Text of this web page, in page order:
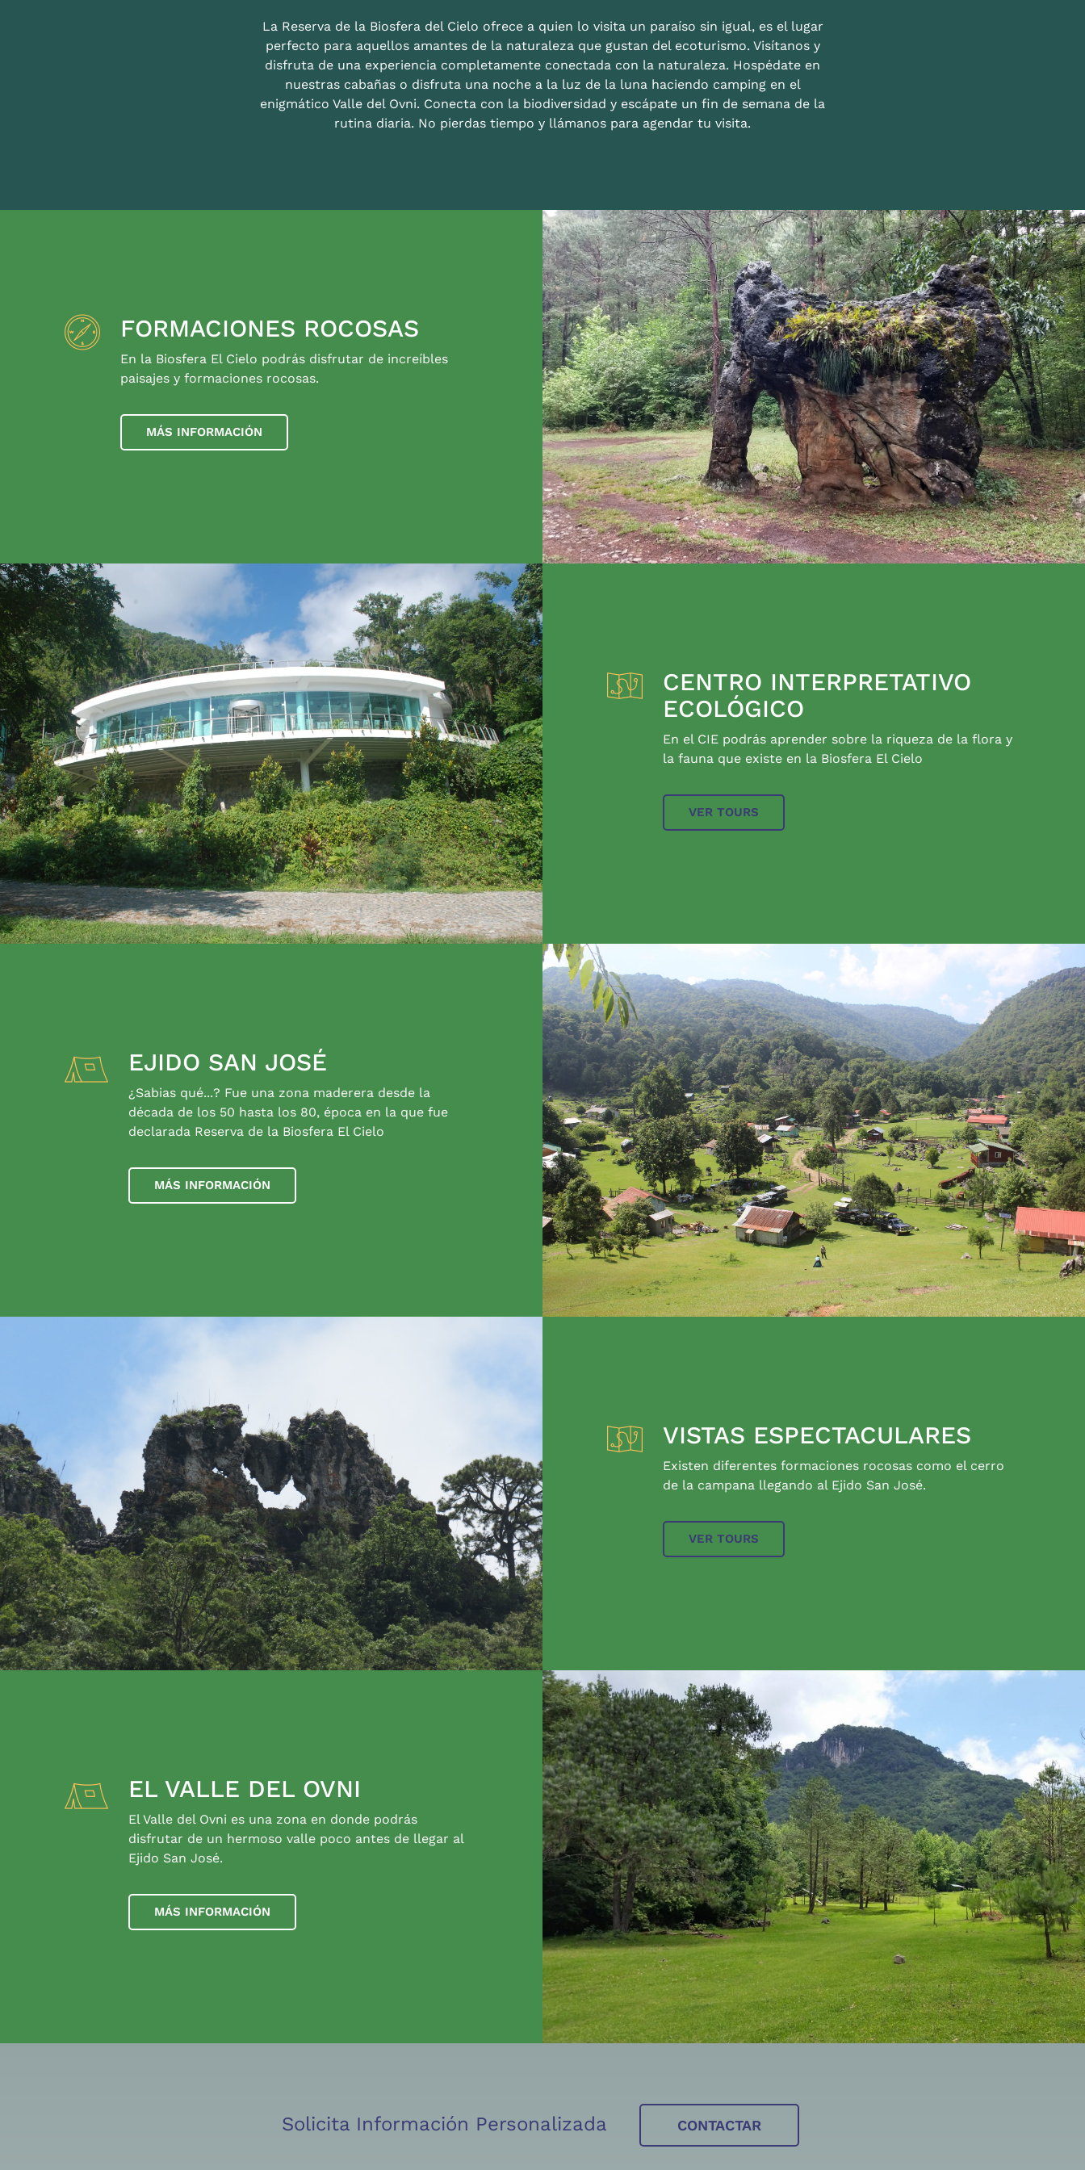
La Reserva de la Biosfera del Cielo ofrece a quien lo visita un paraíso sin igual, es el lugar
perfecto para aquellos amantes de la naturaleza que gustan del ecoturismo. Visítanos y
disfruta de una experiencia completamente conectada con la naturaleza. Hospédate en
nuestras cabañas o disfruta una noche a la luz de la luna haciendo camping en el
enigmático Valle del Ovni. Conecta con la biodiversidad y escápate un fin de semana de la
rutina diaria. No pierdas tiempo y llámanos para agendar tu visita.
FORMACIONES ROCOSAS
En la Biosfera El Cielo podrás disfrutar de increíbles
paisajes y formaciones rocosas.
MÁS INFORMACIÓN
CENTRO INTERPRETATIVO
ECOLÓGICO
En el CIE podrás aprender sobre la riqueza de la flora y
la fauna que existe en la Biosfera El Cielo
VER TOURS
EJIDO SAN JOSÉ
¿Sabias qué...? Fue una zona maderera desde la
década de los 50 hasta los 80, época en la que fue
declarada Reserva de la Biosfera El Cielo
MÁS INFORMACIÓN
VISTAS ESPECTACULARES
Existen diferentes formaciones rocosas como el cerro
de la campana llegando al Ejido San José.
VER TOURS
EL VALLE DEL OVNI
El Valle del Ovni es una zona en donde podrás
disfrutar de un hermoso valle poco antes de llegar al
Ejido San José.
MÁS INFORMACIÓN
Solicita Información Personalizada CONTACTAR